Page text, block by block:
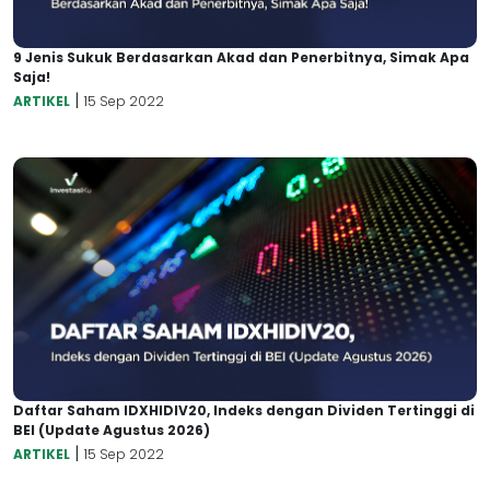
9 Jenis Sukuk Berdasarkan Akad dan Penerbitnya, Simak Apa
Saja!
ARTIKEL | 15 Sep 2022
Daftar Saham IDXHIDIV20, Indeks dengan Dividen Tertinggi di
BEI (Update Agustus 2026)
ARTIKEL | 15 Sep 2022